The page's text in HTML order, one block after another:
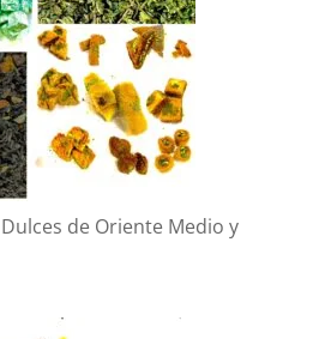
de Oriente Medio y